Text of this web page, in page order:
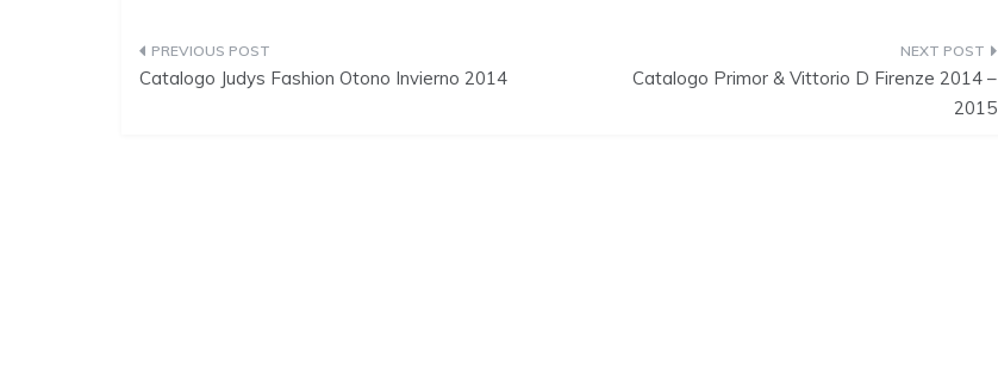
P
Catalogo Judys Fashion Otono Invierno 2014
Catalogo Primor & Vittorio D Firenze 2014 –
2015